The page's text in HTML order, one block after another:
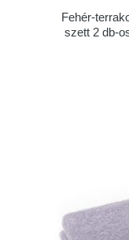
Fehér-
szett 2 db-